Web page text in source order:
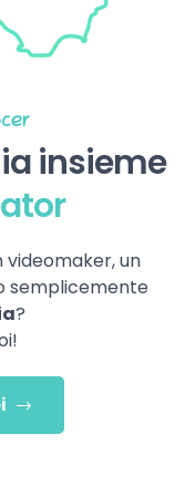
insieme
videomaker, un
semplicemente
?